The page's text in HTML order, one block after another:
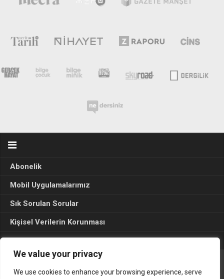
We value your privacy
We use cookies to enhance your browsing experience, serve
Abonelik
Mobil Uygulamalarımız
Sık Sorulan Sorular
Kişisel Verilerin Korunması
Seçim Sonuçları 2024